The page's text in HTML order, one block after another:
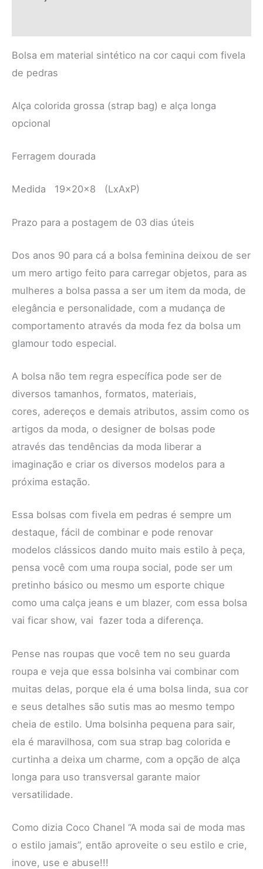
Bolsa em material sintético na cor caqui com fivela
de pedras
Alça colorida grossa (strap bag) e alça longa
opcional
Ferragem dourada
Medida 19x20x8 (LxAxP)
Prazo para a postagem de 03 dias úteis
Dos anos 90 para cá a bolsa feminina deixou de ser
um mero artigo feito para carregar objetos, para as
mulheres a bolsa passa a ser um item da moda, de
elegância e personalidade, com a mudança de
comportamento através da moda fez da bolsa um
glamour todo especial.
A bolsa não tem regra específica pode ser de
diversos tamanhos, formatos, materiais,
cores, adereços e demais atributos, assim como os
artigos da moda, o designer de bolsas pode
através das tendências da moda liberar a
imaginação e criar os diversos modelos para a
próxima estação.
Essa bolsas com fivela em pedras é sempre um
destaque, fácil de combinar e pode renovar
modelos clássicos dando muito mais estilo à peça,
pensa você com uma roupa social, pode ser um
pretinho básico ou mesmo um esporte chique
como uma calça jeans e um blazer, com essa bolsa
vai ficar show, vai fazer toda a diferença.
Pense nas roupas que você tem no seu guarda
roupa e veja que essa bolsinha vai combinar com
muitas delas, porque ela é uma bolsa linda, sua cor
e seus detalhes são sutis mas ao mesmo tempo
cheia de estilo. Uma bolsinha pequena para sair,
ela é maravilhosa, com sua strap bag colorida e
curtinha a deixa um charme, com a opção de alça
longa para uso transversal garante maior
versatilidade.
Como dizia Coco Chanel “A moda sai de moda mas
o estilo jamais”, então aproveite o seu estilo e crie,
inove, use e abuse!!!